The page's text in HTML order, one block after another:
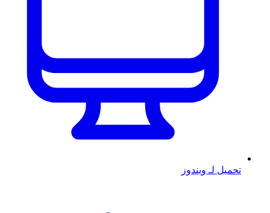
تحميل لـ ويندوز